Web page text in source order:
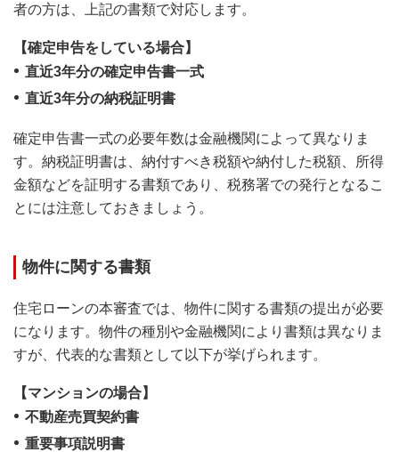
者の方は、上記の書類で対応します。
【確定申告をしている場合】
直近3年分の確定申告書一式
直近3年分の納税証明書
確定申告書一式の必要年数は金融機関によって異なりま
す。納税証明書は、納付すべき税額や納付した税額、所得
金額などを証明する書類であり、税務署での発行となるこ
とには注意しておきましょう。
物件に関する書類
住宅ローンの本審査では、物件に関する書類の提出が必要
になります。物件の種別や金融機関により書類は異なりま
すが、代表的な書類として以下が挙げられます。
【マンションの場合】
不動産売買契約書
重要事項説明書